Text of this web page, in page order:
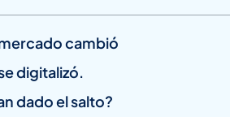
cambió
digitalizó.
dado el salto?